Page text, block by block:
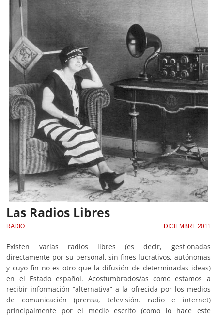
Las Radios Libres
RADIO DICIEMBRE 2011
Existen varias radios libres (es decir, gestionadas
directamente por su personal, sin fines lucrativos, autónomas
y cuyo fin no es otro que la difusión de determinadas ideas)
en el Estado español. Acostumbrados/as como estamos a
recibir información “alternativa” a la ofrecida por los medios
de comunicación (prensa, televisión, radio e internet)
principalmente por el medio escrito (como lo hace este